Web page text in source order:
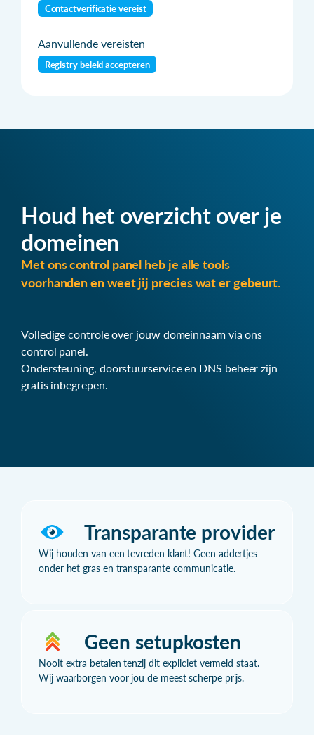
Contactverificatie vereist
Aanvullende vereisten
Registry beleid accepteren
Houd het overzicht over je
domeinen
Met ons control panel heb je alle tools
voorhanden en weet jij precies wat er gebeurt.
Volledige controle over jouw domeinnaam via ons
control panel.
Ondersteuning, doorstuurservice en DNS beheer zijn
gratis inbegrepen.
Transparante provider
Wij houden van een tevreden klant! Geen addertjes
onder het gras en transparante communicatie.
Geen setupkosten
Nooit extra betalen tenzij dit expliciet vermeld staat.
Wij waarborgen voor jou de meest scherpe prijs.